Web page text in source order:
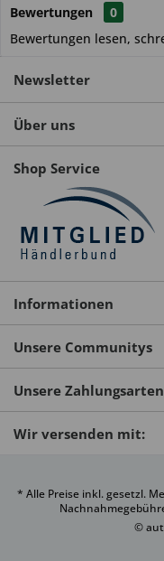
Bewertungen
0
Bewertungen lesen,
Newsletter
Über uns
Shop Service
Informationen
Unsere Communitys
Unsere Zahlungsarten
Wir versenden mit:
* Alle Preise inkl. gesetzl.
©